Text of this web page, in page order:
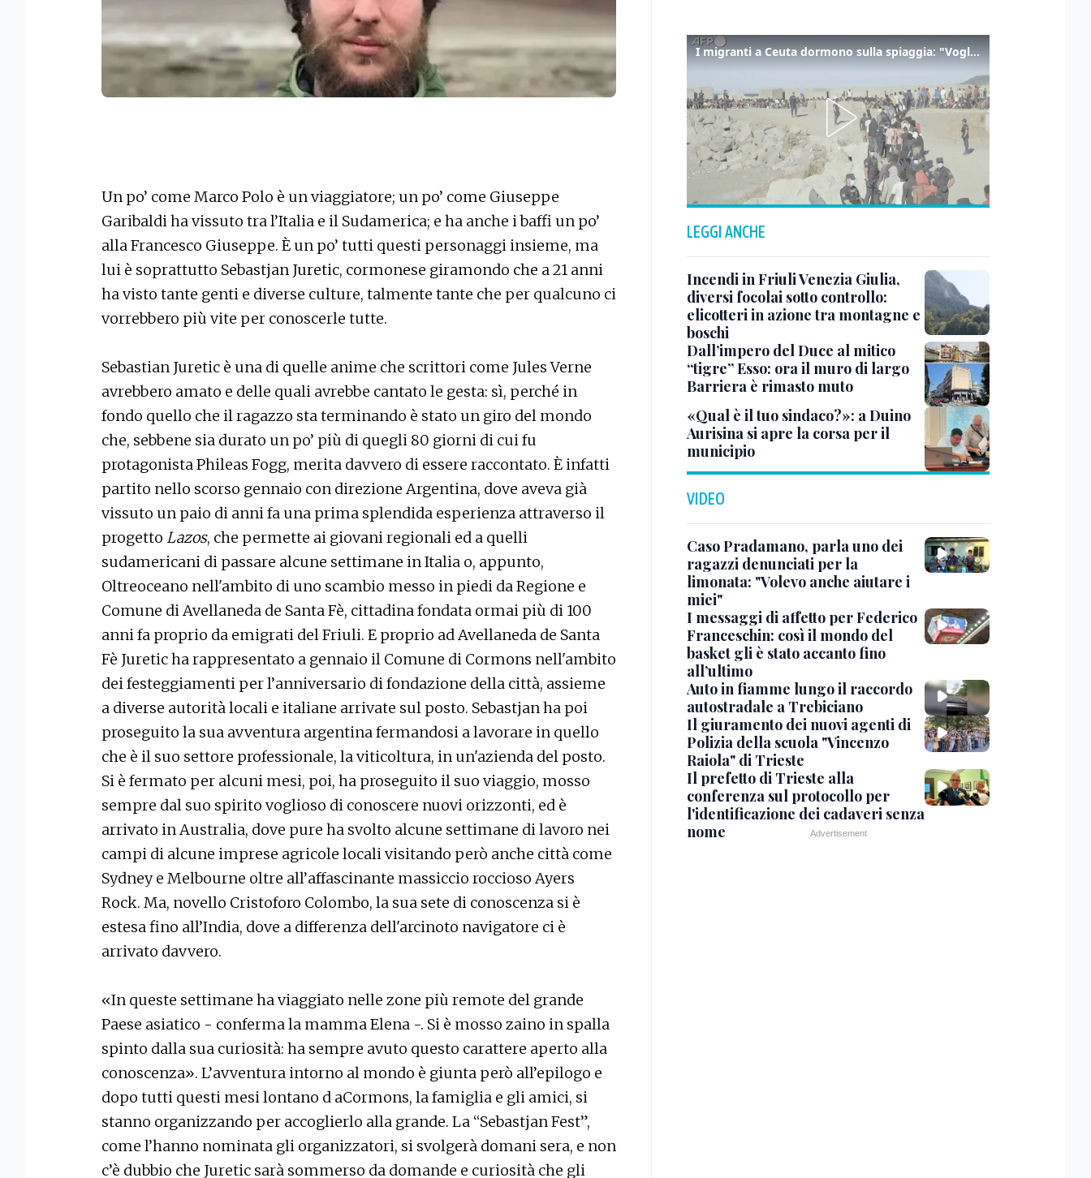
Un po’ come Marco Polo è un viaggiatore; un po’ come Giuseppe
Garibaldi ha vissuto tra l’Italia e il Sudamerica; e ha anche i baffi un po’
alla Francesco Giuseppe. È un po’ tutti questi personaggi insieme, ma
lui è soprattutto Sebastjan Juretic, cormonese giramondo che a 21 anni
ha visto tante genti e diverse culture, talmente tante che per qualcuno ci
vorrebbero più vite per conoscerle tutte.
Sebastian Juretic è una di quelle anime che scrittori come Jules Verne
avrebbero amato e delle quali avrebbe cantato le gesta: sì, perché in
fondo quello che il ragazzo sta terminando è stato un giro del mondo
che, sebbene sia durato un po’ più di quegli 80 giorni di cui fu
protagonista Phileas Fogg, merita davvero di essere raccontato. È infatti
partito nello scorso gennaio con direzione Argentina, dove aveva già
vissuto un paio di anni fa una prima splendida esperienza attraverso il
progetto Lazos, che permette ai giovani regionali ed a quelli
sudamericani di passare alcune settimane in Italia o, appunto,
Oltreoceano nell'ambito di uno scambio messo in piedi da Regione e
Comune di Avellaneda de Santa Fè, cittadina fondata ormai più di 100
anni fa proprio da emigrati del Friuli. E proprio ad Avellaneda de Santa
Fè Juretic ha rappresentato a gennaio il Comune di Cormons nell'ambito
dei festeggiamenti per l’anniversario di fondazione della città, assieme
a diverse autorità locali e italiane arrivate sul posto. Sebastjan ha poi
proseguito la sua avventura argentina fermandosi a lavorare in quello
che è il suo settore professionale, la viticoltura, in un'azienda del posto.
Si è fermato per alcuni mesi, poi, ha proseguito il suo viaggio, mosso
sempre dal suo spirito voglioso di conoscere nuovi orizzonti, ed è
arrivato in Australia, dove pure ha svolto alcune settimane di lavoro nei
campi di alcune imprese agricole locali visitando però anche città come
Sydney e Melbourne oltre all’affascinante massiccio roccioso Ayers
Rock. Ma, novello Cristoforo Colombo, la sua sete di conoscenza si è
estesa fino all’India, dove a differenza dell'arcinoto navigatore ci è
arrivato davvero.
«In queste settimane ha viaggiato nelle zone più remote del grande
Paese asiatico - conferma la mamma Elena -. Si è mosso zaino in spalla
spinto dalla sua curiosità: ha sempre avuto questo carattere aperto alla
conoscenza». L’avventura intorno al mondo è giunta però all’epilogo e
dopo tutti questi mesi lontano d aCormons, la famiglia e gli amici, si
stanno organizzando per accoglierlo alla grande. La “Sebastjan Fest”,
come l’hanno nominata gli organizzatori, si svolgerà domani sera, e non
c’è dubbio che Juretic sarà sommerso da domande e curiosità che gli
I migranti a Ceuta dormono sulla spiaggia: "Vogliamo entrare in Europa"
LEGGI ANCHE
Incendi in Friuli Venezia Giulia,
diversi focolai sotto controllo:
elicotteri in azione tra montagne e
boschi
Dall’impero del Duce al mitico
“tigre” Esso: ora il muro di largo
Barriera è rimasto muto
«Qual è il tuo sindaco?»: a Duino
Aurisina si apre la corsa per il
municipio
VIDEO
Caso Pradamano, parla uno dei
ragazzi denunciati per la
limonata: "Volevo anche aiutare i
miei"
I messaggi di affetto per Federico
Franceschin: così il mondo del
basket gli è stato accanto fino
all’ultimo
Auto in fiamme lungo il raccordo
autostradale a Trebiciano
Il giuramento dei nuovi agenti di
Polizia della scuola "Vincenzo
Raiola" di Trieste
Il prefetto di Trieste alla
conferenza sul protocollo per
l'identificazione dei cadaveri senza
nome